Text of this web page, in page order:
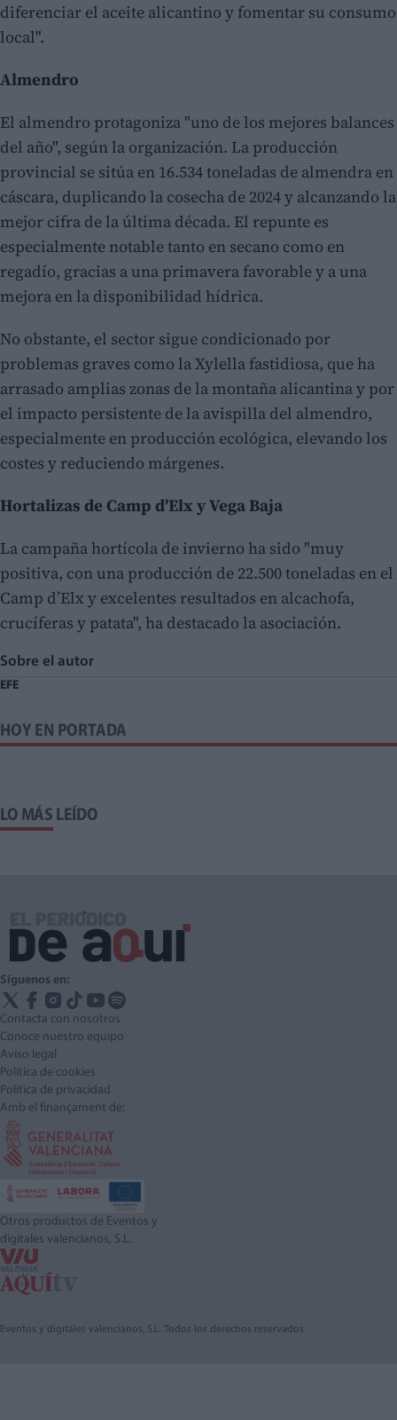
diferenciar el aceite alicantino y fomentar su consumo
local".
Almendro
El almendro protagoniza "uno de los mejores balances
del año", según la organización. La producción
provincial se sitúa en 16.534 toneladas de almendra en
cáscara, duplicando la cosecha de 2024 y alcanzando la
mejor cifra de la última década. El repunte es
especialmente notable tanto en secano como en
regadío, gracias a una primavera favorable y a una
mejora en la disponibilidad hídrica.
No obstante, el sector sigue condicionado por
problemas graves como la Xylella fastidiosa, que ha
arrasado amplias zonas de la montaña alicantina y por
el impacto persistente de la avispilla del almendro,
especialmente en producción ecológica, elevando los
costes y reduciendo márgenes.
Hortalizas de Camp d'Elx y Vega Baja
La campaña hortícola de invierno ha sido "muy
positiva, con una producción de 22.500 toneladas en el
Camp d’Elx y excelentes resultados en alcachofa,
crucíferas y patata", ha destacado la asociación.
Sobre el autor
EFE
HOY EN PORTADA
LO MÁS LEÍDO
Síguenos en:
Contacta con nosotros
Conoce nuestro equipo
Aviso legal
Política de cookies
Política de privacidad
Amb el finançament de:
Otros productos de Eventos y
digitales valencianos, S.L.
Eventos y digitales valencianos, S.L. Todos los derechos reservados